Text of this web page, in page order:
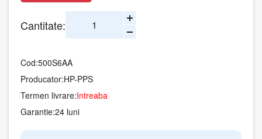
Cantitate:
Cod:500S6AA
Producator:HP-PPS
Termen livrare:Intreaba
Garantie:24 luni